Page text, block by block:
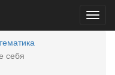
себя